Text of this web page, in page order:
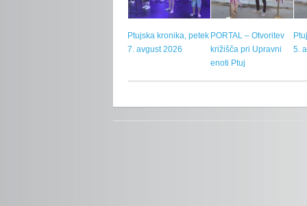
Ptujska kronika, petek
7. avgust 2026
PORTAL – Otvoritev
križišča pri Upravni
enoti Ptuj
5.